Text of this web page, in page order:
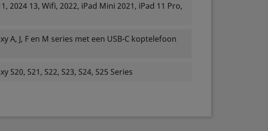
2024 13, Wifi, 2022, iPad Mini 2021, iPad 11 Pro,
A, J, F en M series met een USB-C koptelefoon
S20, S21, S22, S23, S24, S25 Series